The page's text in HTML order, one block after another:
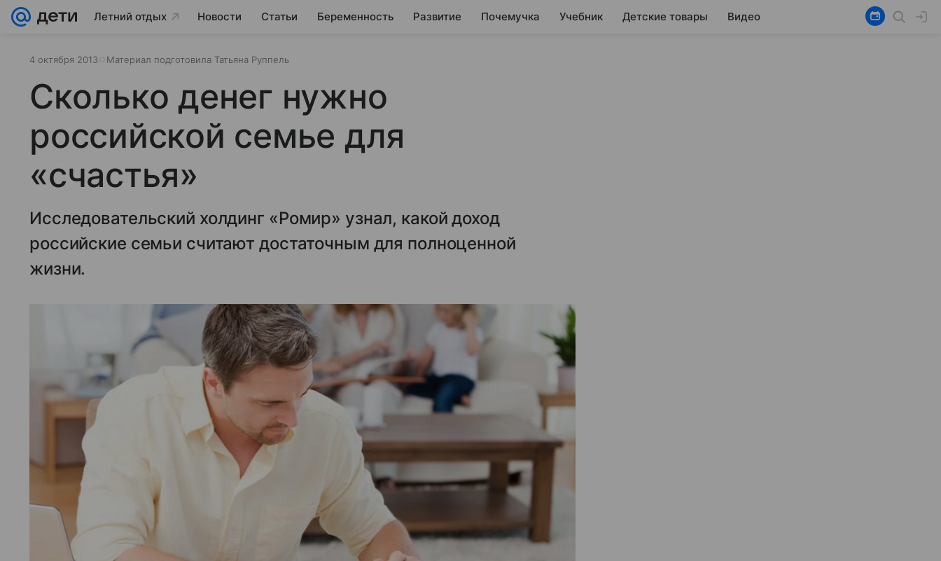
Летний отдых Новости Статьи Беременность Развитие Почемучка Учебник Детские товары Видео
4 октября 2013 Материал подготовила Татьяна Руппель
Сколько денег нужно
российской семье для
«счастья»
Исследовательский холдинг «Ромир» узнал, какой доход
российские семьи считают достаточным для полноценной
жизни.